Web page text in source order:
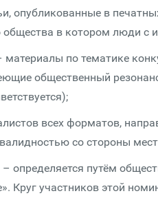
опубликованные в
общества в котором люди с
материалы по тематике
общественный
всех форматов,
со стороны
определяется путём
Круг участников этой